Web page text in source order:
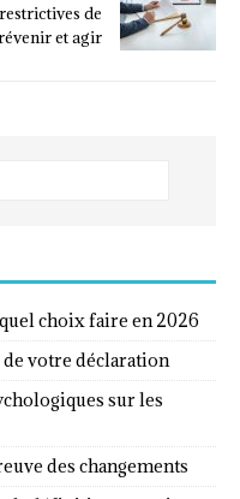
de
et agir
choix faire en 2026
votre déclaration
sur les
des changements